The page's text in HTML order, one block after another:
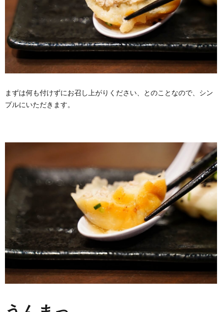
まずは何も付けずにお召し上がりください、とのことなので、シン
プルにいただきます。